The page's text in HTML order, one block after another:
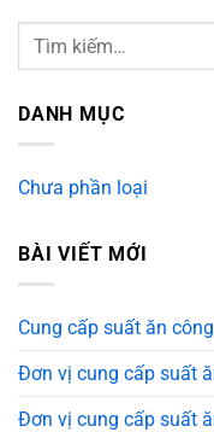
DANH MỤC
Chưa phần loại
BÀI VIẾT MỚI
Cung cấp suất ăn
Đơn vị cung cấp suất
Đơn vị cung cấp suất